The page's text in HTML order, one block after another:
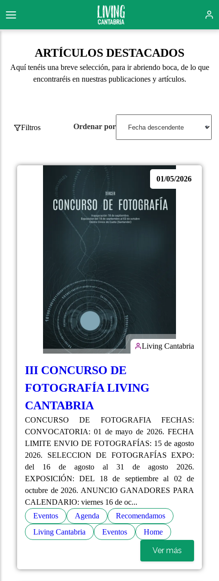
ARTÍCULOS DESTACADOS
Aquí tenéis una breve selección, para ir abriendo boca, de lo que
encontraréis en nuestras publicaciones y artículos.
Ordenar por
Filtros
01/05/2026
Living Cantabria
III CONCURSO DE
FOTOGRAFÍA LIVING
CANTABRIA
CONCURSO DE FOTOGRAFIA FECHAS:
CONVOCATORIA: 01 de mayo de 2026. FECHA
LIMITE ENVIO DE FOTOGRAFÍAS: 15 de agosto
2026. SELECCION DE FOTOGRAFÍAS EXPO:
del 16 de agosto al 31 de agosto 2026.
EXPOSICIÓN: DEL 18 de septiembre al 02 de
octubre de 2026. ANUNCIO GANADORES PARA
CALENDARIO: viernes 16 de oc...
Eventos
Agenda
Recomendamos
Living Cantabria
Eventos Home
Ver más